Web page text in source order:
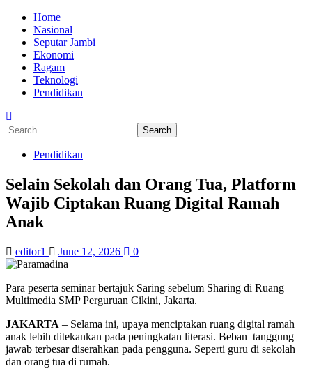
Skip
content
Primary
Menu
Home
Nasional
Seputar Jambi
Ekonomi
Ragam
Teknologi
Pendidikan
Search
for:
Pendidikan
Selain Sekolah dan Orang Tua, Platform
Wajib Ciptakan Ruang Digital Ramah
Anak
editor1 June 12, 2026 0
Para peserta seminar bertajuk Saring sebelum Sharing di Ruang
Multimedia SMP Perguruan Cikini, Jakarta.
JAKARTA – Selama ini, upaya menciptakan ruang digital ramah
anak lebih ditekankan pada peningkatan literasi. Beban tanggung
jawab terbesar diserahkan pada pengguna. Seperti guru di sekolah
dan orang tua di rumah.